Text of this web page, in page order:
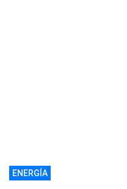
ENERGÍA